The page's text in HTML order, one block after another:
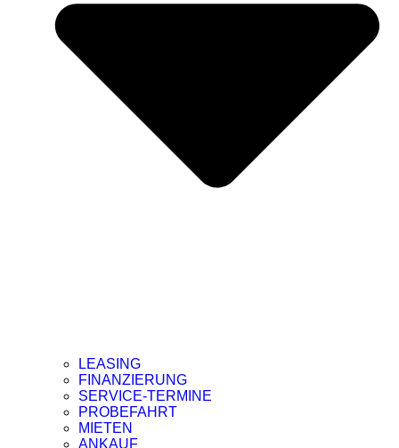
LEASING
FINANZIERUNG
SERVICE-TERMINE
PROBEFAHRT
MIETEN
ANKAUF